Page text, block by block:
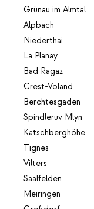
Grünau im Almtal
Alpbach
Niederthai
La Planay
Bad Ragaz
Crest-Voland
Berchtesgaden
Spindleruv Mlyn
Katschberghöhe
Tignes
Vilters
Saalfelden
Meiringen